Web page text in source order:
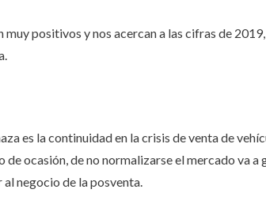
positivos y nos acercan a las cifras de
es la continuidad en la crisis de venta de
de ocasión, de no normalizarse el mercado va
negocio de la posventa.